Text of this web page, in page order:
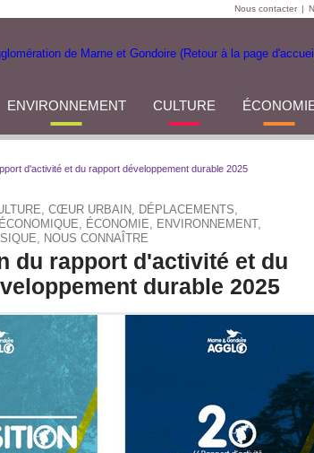
Nous contacter |
ENVIRONNEMENT CULTURE
d'activité et du rapport développement durable 2025
CŒUR URBAIN, DÉPLACEMENTS,
ÉCONOMIE, ENVIRONNEMENT,
NOUS CONNAÎTRE
du rapport d'activité et du
durable 2025